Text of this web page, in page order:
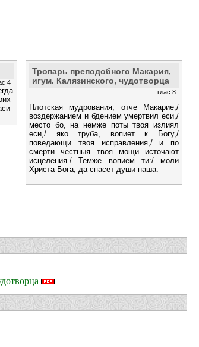
4
Тропарь преподобного Макария,
игум. Калязинского, чудотворца
глас 8
Плотская мудрования, отче Макарие,/
воздержанием и бдением умертвил еси,/
место бо, на немже поты твоя излиял
еси,/ яко труба, вопиет к Богу,/
поведающи твоя исправления,/ и по
смерти честныя твоя мощи источают
исцеления./ Темже вопием ти:/ моли
Христа Бога, да спасет души наша.